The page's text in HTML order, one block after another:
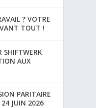
? VOTRE
TOUT !
AUX
PARITAIRE
JUIN 2026